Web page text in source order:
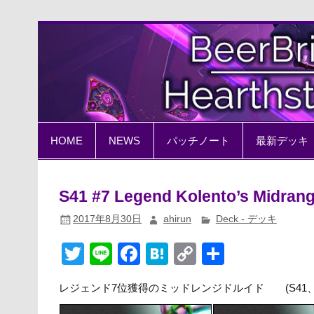
BeerBrick Hearthstone
ハースストーン情報サイト
HOME NEWS パッチノート 最新デッキ
S41 #7 Legend Kolento’s
2017年8月30日 ahirun Deck - デッキ
T
tt
Li
e
F
c
H
e
C
p
レジェンド7位獲得のミッドレンジドルイド (S41